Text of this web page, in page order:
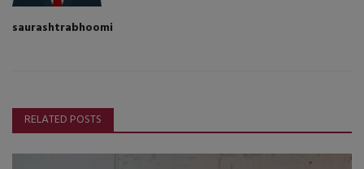
saurashtrabhoomi
RELATED POSTS